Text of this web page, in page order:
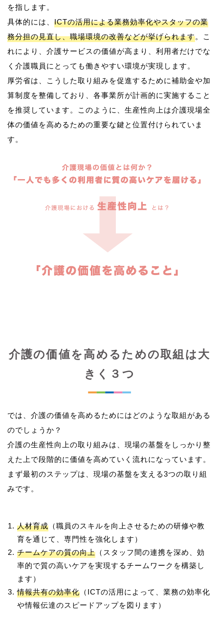
を指します。
具体的には、 ICTの活用による業務効率化やスタッフの業
務分担の見直し、職場環境の改善などが挙げられます。こ
れにより、介護サービスの価値が高まり、利用者だけでな
く介護職員にとっても働きやすい環境が実現します。
厚労省は、こうした取り組みを促進するために補助金や加
算制度を整備しており、各事業所が計画的に実施すること
を推奨しています。このように、生産性向上は介護現場全
体の価値を高めるための重要な鍵と位置付けられていま
介護の価値を高めるための取組は大
きく３つ
では、介護の価値を高めるためにはどのような取組がある
のでしょうか？
介護の生産性向上の取り組みは、現場の基盤をしっかり整
えた上で段階的に価値を高めていく流れになっています。
まず最初のステップは、現場の基盤を支える3つの取り組
人材育成 （職員のスキルを向上させるための研修や教
育を通じて、専門性を強化します）
チームケアの質の向上 （スタッフ間の連携を深め、効
率的で質の高いケアを実現するチームワークを構築し
ます）
情報共有の効率化 （ICTの活用によって、業務の効率化
や情報伝達のスピードアップを図ります）